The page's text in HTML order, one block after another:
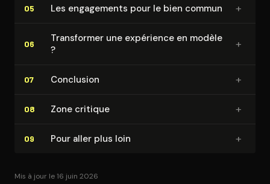
05 Les engagements pour le bien commun +
06
Transformer une expérience en modèle
?
+
07 Conclusion +
08 Zone critique +
09 Pour aller plus loin +
Mis à jour le 16 juin 2026